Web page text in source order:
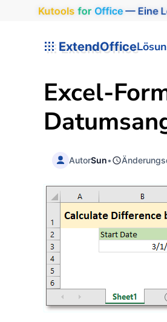
Kutools for Office— Eine
ExtendOffice
Excel-
AutorSun•